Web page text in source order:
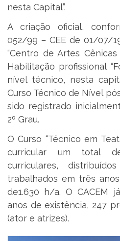
nesta Capital”.
A criação oficial,
052/99 – CEE de 01/07/
“Centro de Artes
Habilitação profissional
nível técnico, nesta
Curso Técnico de Nível
sido registrado
2º Grau.
O Curso “Técnico em
curricular um total
curriculares,
trabalhados em três
de1.630 h/a. O CACEM
anos de existência, 247
(ator e atrizes).